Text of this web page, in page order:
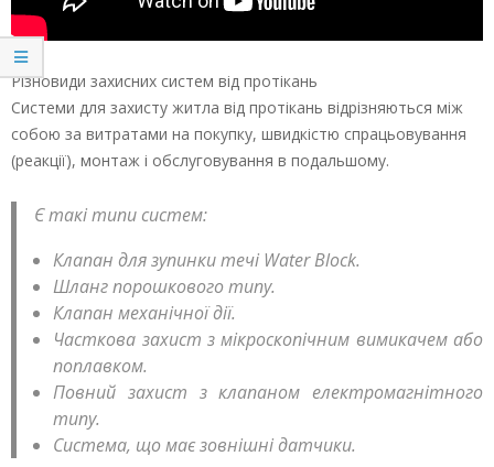
Різновиди захисних систем від протікань
Системи для захисту житла від протікань відрізняються між
собою за витратами на покупку, швидкістю спрацьовування
(реакції), монтаж і обслуговування в подальшому.
Є такі типи систем:
Клапан для зупинки течі Wаtеr Blосk.
Шланг порошкового типу.
Клапан механічної дії.
Часткова захист з мікроскопічним вимикачем або
поплавком.
Повний захист з клапаном електромагнітного
типу.
Система, що має зовнішні датчики.